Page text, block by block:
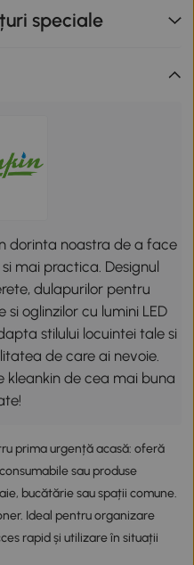
speciale
dorinta noastra de a face
mai practica. Designul
dulapurilor pentru
oglinzilor cu lumini LED
stilului locuintei tale si
de care ai nevoie.
kleankin de cea mai buna
prima urgență acasă: oferă
sau produse
bucătărie sau spații comune.
Ideal pentru organizare
rapid și utilizare în situații